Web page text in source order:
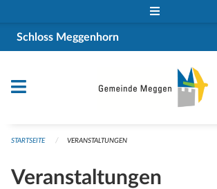
Schloss Meggenhorn
STARTSEITE VERANSTALTUNGEN
Veranstaltungen